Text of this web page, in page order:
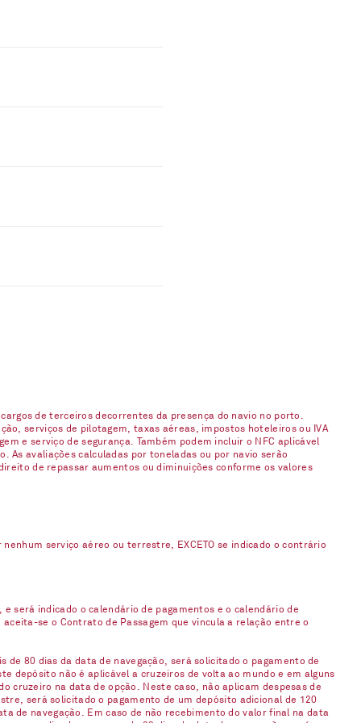
de terceiros decorrentes da presença do navio no porto.
serviços de pilotagem, taxas aéreas, impostos hoteleiros ou IVA
e serviço de segurança. Também podem incluir o NFC aplicável
As avaliações calculadas por toneladas ou por navio serão
de repassar aumentos ou diminuições conforme os valores
nenhum serviço aéreo ou terrestre, EXCETO se indicado o contrário
será indicado o calendário de pagamentos e o calendário de
se o Contrato de Passagem que vincula a relação entre o
80 dias da data de navegação, será solicitado o pagamento de
depósito não é aplicável a cruzeiros de volta ao mundo e em alguns
na data de opção. Neste caso, não aplicam despesas de
será solicitado o pagamento de um depósito adicional de 120
de navegação. Em caso de não recebimento do valor final na data